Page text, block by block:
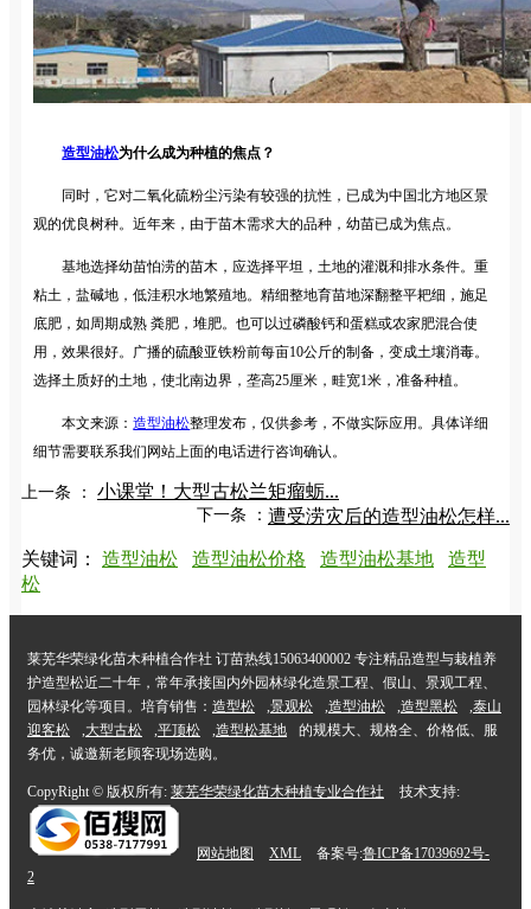
造型油松为什么成为种植的焦点？
同时，它对二氧化硫粉尘污染有较强的抗性，已成为中国北方地区景
观的优良树种。近年来，由于苗木需求大的品种，幼苗已成为焦点。
基地选择幼苗怕涝的苗木，应选择平坦，土地的灌溉和排水条件。重
粘土，盐碱地，低洼积水地繁殖地。精细整地育苗地深翻整平耙细，施足
底肥，如周期成熟 粪肥，堆肥。也可以过磷酸钙和蛋糕或农家肥混合使
用，效果很好。广播的硫酸亚铁粉前每亩10公斤的制备，变成土壤消毒。
选择土质好的土地，使北南边界，垄高25厘米，畦宽1米，准备种植。
本文来源：造型油松整理发布，仅供参考，不做实际应用。具体详细
细节需要联系我们网站上面的电话进行咨询确认。
上一条 ： 小课堂！大型古松兰矩瘤蛎...
下一条 ： 遭受涝灾后的造型油松怎样...
关键词： 造型油松 造型油松价格 造型油松基地
造型
松
莱芜华荣绿化苗木种植合作社 订苗热线15063400002 专注精品造型与栽植养
护造型松近二十年，常年承接国内外园林绿化造景工程、假山、景观工程、
园林绿化等项目。培育销售： 造型松 ,景观松 ,造型油松 ,造型黑松 ,泰山
迎客松
,大型古松 ,平顶松 ,造型松基地
的规模大、规格全、价格低、服
务优，诚邀新老顾客现场选购。
CopyRight © 版权所有: 莱芜华荣绿化苗木种植专业合作社 技术支持:
网站地图 XML 备案号:鲁ICP备17039692号-
2